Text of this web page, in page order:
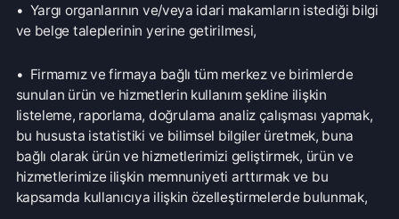
ve gerekli bilgilendirmeyi yapabilmek, şikâyet ve önerileri
değerlendirebilmek ve Firma ile paylaşılan iletişim kanalları
• Risk yönetimi ve kalite geliştirme aktivitelerinin yerine
getirilmesi,
• Veri güvenliği kapsamında, sistem ve uygulamalar için
gerekli tüm teknik ve idari tedbirlerin alınması,